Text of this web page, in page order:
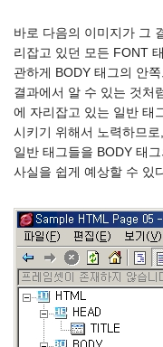
바로 다음의 이미지가 그
리잡고 있던 모든 FONT
관하게 BODY 태그의 안
결과에서 알 수 있는 것처
에 자리잡고 있는 일반 태
시키기 위해서 노력하므
일반 태그들을 BODY 태
사실을 쉽게 예상할 수 있